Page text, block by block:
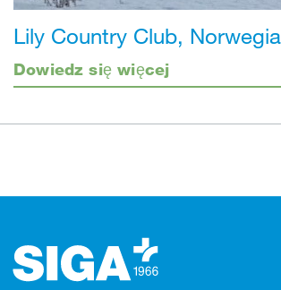
Lily Country Club, Norwegia
Dowiedz się więcej